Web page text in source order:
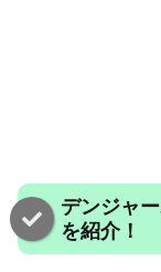
デンジャ
を紹介！